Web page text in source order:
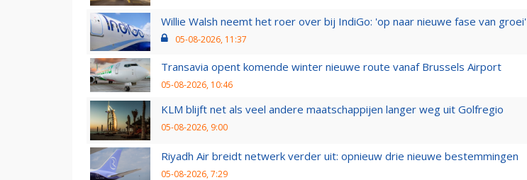
Willie Walsh neemt het roer over bij IndiGo: 'op naar nieuwe fase van groei'
05-08-2026, 11:37
Transavia opent komende winter nieuwe route vanaf Brussels Airport
05-08-2026, 10:46
KLM blijft net als veel andere maatschappijen langer weg uit Golfregio
05-08-2026, 9:00
Riyadh Air breidt netwerk verder uit: opnieuw drie nieuwe bestemmingen
05-08-2026, 7:29